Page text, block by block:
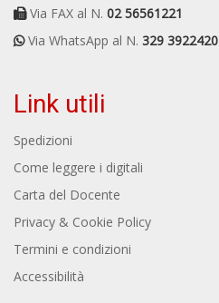
Via FAX al N. 02 56561221
Via WhatsApp al N. 329 3922420
Link utili
Spedizioni
Come leggere i digitali
Carta del Docente
Privacy & Cookie Policy
Termini e condizioni
Accessibilità